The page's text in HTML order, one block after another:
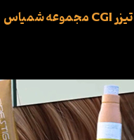
تیزر CGI مجموعه شمیاس